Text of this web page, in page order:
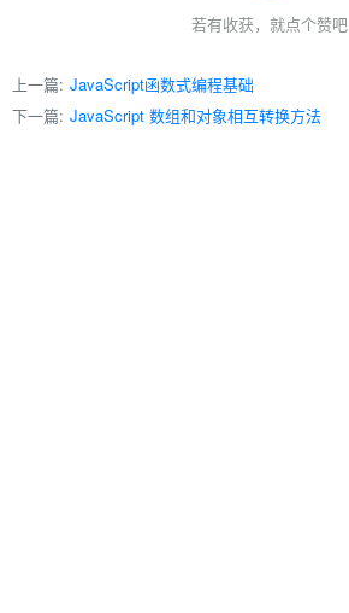
若有收获，就点个赞吧
上一篇: JavaScript函数式编程基础
下一篇: JavaScript 数组和对象相互转换方法